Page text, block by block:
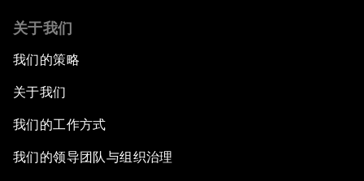
关于我们
我们的策略
关于我们
我们的工作方式
我们的领导团队与组织治理